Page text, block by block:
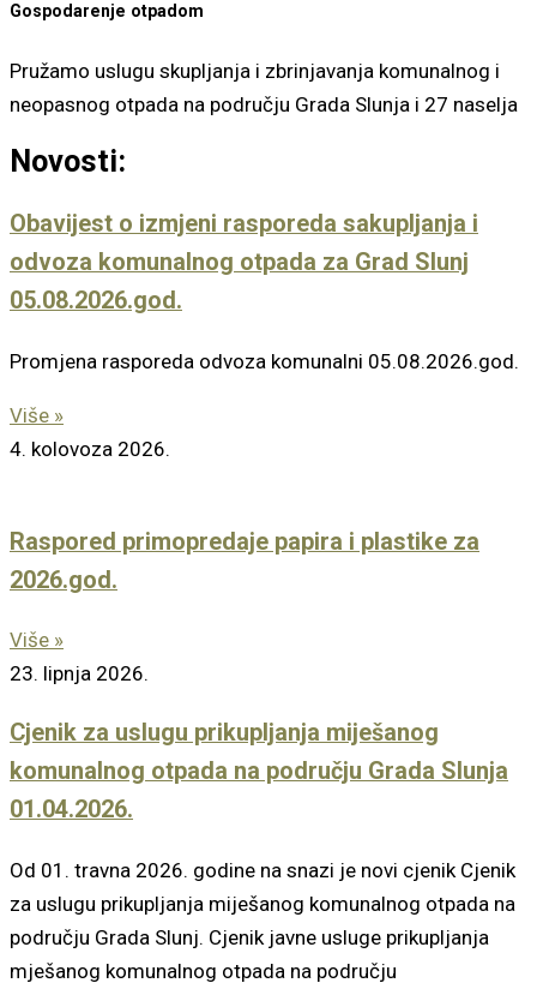
Gospodarenje otpadom
Pružamo uslugu skupljanja i zbrinjavanja komunalnog i
neopasnog otpada na području Grada Slunja i 27 naselja
Novosti:
Obavijest o izmjeni rasporeda sakupljanja i
odvoza komunalnog otpada za Grad Slunj
05.08.2026.god.
Promjena rasporeda odvoza komunalni 05.08.2026.god.
Više »
4. kolovoza 2026.
Raspored primopredaje papira i plastike za
2026.god.
Više »
23. lipnja 2026.
Cjenik za uslugu prikupljanja miješanog
komunalnog otpada na području Grada Slunja
01.04.2026.
Od 01. travna 2026. godine na snazi je novi cjenik Cjenik
za uslugu prikupljanja miješanog komunalnog otpada na
području Grada Slunj. Cjenik javne usluge prikupljanja
mješanog komunalnog otpada na području